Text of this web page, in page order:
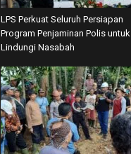
LPS Perkuat Seluruh Persiapan
Program Penjaminan Polis untuk
Lindungi Nasabah